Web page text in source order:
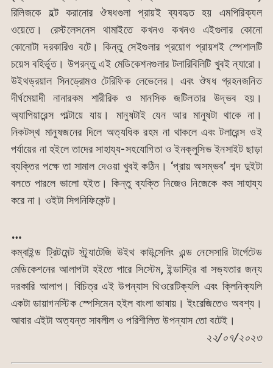
রিলিজকে হল্ট করানোর ঔষধগুলা প্রায়ই ব্যবহৃত হয় এমপিরিক্যল
ওয়েতে। রেস্টলেসনেস থামাইতে কখনও কখনও এইগুলার কোনো
কোনোটা দরকারিও বটে। কিন্তু সেইগুলার প্রয়োগ প্রায়শই স্পেশালটি
চয়েস বহির্ভূত। উপরন্তু এই মেডিকেশনগুলার টলারিবিলিটি খুবই ন্যারো।
উইথড্রয়াল সিনড্রোমও টেরিফিক লেভেলের। এবং ঔষধ গ্রহনজনিত
দীর্ঘমেয়াদী নানারকম শারীরিক ও মানসিক জটিলতার উদ্ভব হয়।
অ্যাপিয়ারেন্স পাল্টায়ে যায়। মানুষটাই যেন আর মানুষটা থাকে না।
নিকটস্থ মানুষজনের দিলে অত্যধিক রহম না থাকলে এবং টলারেন্স ওই
পর্যায়ের না হইলে তাদের সাহায্য-সহযোগিতা ও ইনক্লুসিভ ইনসাইট ছাড়া
ব্যক্তির পক্ষে তা সামাল দেওয়া খুবই কঠিন। ‘প্রায় অসম্ভব’ শব্দ দুইটা
বলতে পারলে ভালো হইত। কিন্তু ব্যক্তি নিজেও নিজেকে কম সাহায্য
করে না। ওইটা সিগনিফিকেন্ট।
…
কম্বাইন্ড ট্রিটমেন্ট স্ট্র্যাটেজি উইথ কাউন্সেলিং এন্ড নেসেসারি টার্গেটেড
মেডিকেশনের আলাপটা হইতে পারে সিস্টেম, ইন্ডাস্ট্রি বা সভ্যতার জন্য
দরকারি আলাপ। বিচিত্র এই উপন্যাস থিওরেটিক্যলি এবং ক্লিনিক্যলি
একটা ডায়াগনস্টিক স্পেসিমেন হইল বাংলা ভাষায়। ইংরেজিতেও অবশ্য।
আবার এইটা অত্যন্ত সাবলীল ও পরিশীলিত উপন্যাস তো বটেই।
২২/০৭/২০২৩